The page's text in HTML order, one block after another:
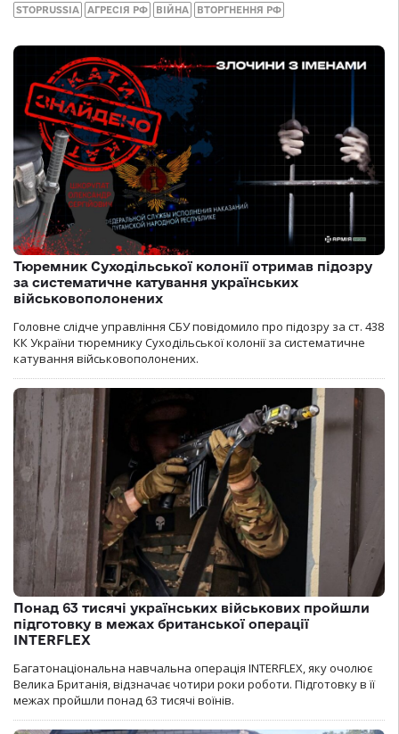
STOPRUSSIA АГРЕСІЯ РФ ВІЙНА ВТОРГНЕННЯ РФ
Тюремник Суходільської колонії отримав підозру
за систематичне катування українських
військовополонених
Головне слідче управління СБУ повідомило про підозру за ст. 438
КК України тюремнику Суходільської колонії за систематичне
катування військовополонених.
Понад 63 тисячі українських військових пройшли
підготовку в межах британської операції
INTERFLEX
Багатонаціональна навчальна операція INTERFLEX, яку очолює
Велика Британія, відзначає чотири роки роботи. Підготовку в її
межах пройшли понад 63 тисячі воїнів.